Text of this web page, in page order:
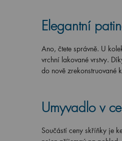
Elegantní
Ano, čtete správně. U
vrchní lakované vrstvy.
do nově zrekonstruované
Umyvadlo v
Součástí ceny skříňky je